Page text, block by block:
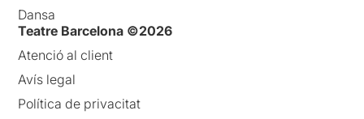
Dansa
Teatre Barcelona ©2026
Atenció al client
Avís legal
Política de privacitat